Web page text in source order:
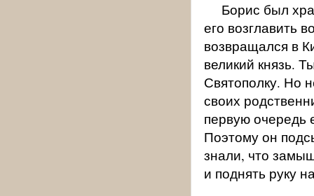
Борис был
его возглавить
возвращался в
великий князь.
Святополку. Но
своих
первую
Поэтому он
знали, что
и поднять руку